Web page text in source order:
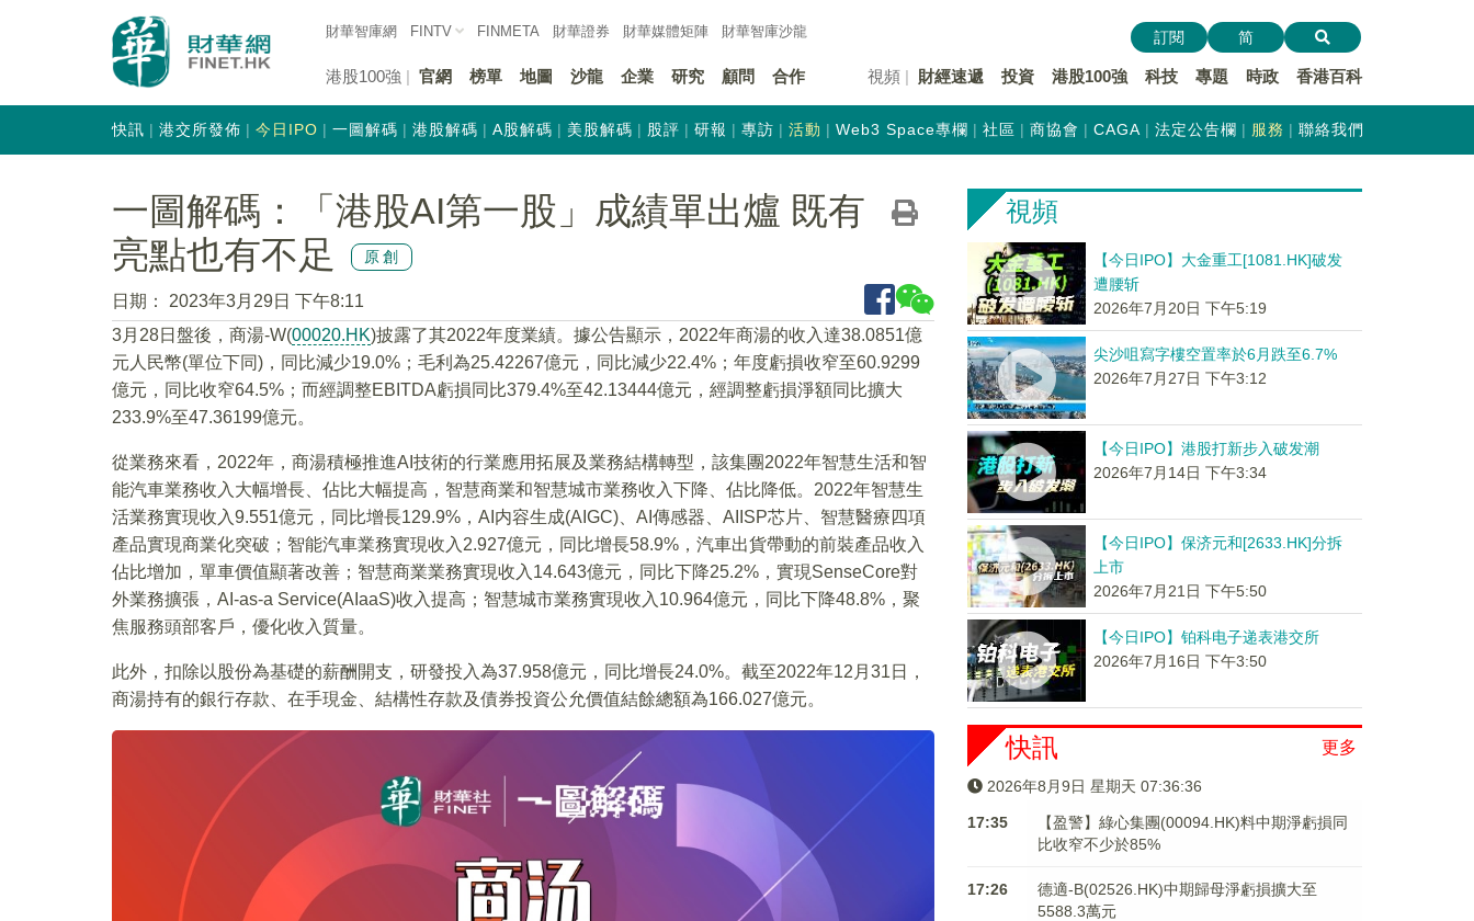
財華智庫網 FINTV FINMETA 財華證券 財華媒體矩陣 財華智庫沙龍
港股100強 官網 榜單 地圖 沙龍 企業 研究 顧問 合作 視頻 財經速遞 投資 港股100強 科技 專題 時政 香港百科
訂閱 简
快訊 港交所發佈 今日IPO 一圖解碼 港股解碼 A股解碼 美股解碼 股評 研報 專訪 活動 Web3 Space專欄 社區 商協會 CAGA 法定公告欄 服務 聯絡我們
一圖解碼：「港股AI第一股」成績單出爐 既有
亮點也有不足
原創
日期：
2023年3月29日 下午8:11
3月28日盤後，商湯-W(00020.HK)披露了其2022年度業績。據公告顯示，2022年商湯的收入達38.0851億
元人民幣(單位下同)，同比減少19.0%；毛利為25.42267億元，同比減少22.4%；年度虧損收窄至60.9299
億元，同比收窄64.5%；而經調整EBITDA虧損同比379.4%至42.13444億元，經調整虧損淨額同比擴大
233.9%至47.36199億元。
從業務來看，2022年，商湯積極推進AI技術的行業應用拓展及業務結構轉型，該集團2022年智慧生活和智
能汽車業務收入大幅增長、佔比大幅提高，智慧商業和智慧城市業務收入下降、佔比降低。2022年智慧生
活業務實現收入9.551億元，同比增長129.9%，AI内容生成(AIGC)、AI傳感器、AIISP芯片、智慧醫療四項
產品實現商業化突破；智能汽車業務實現收入2.927億元，同比增長58.9%，汽車出貨帶動的前裝產品收入
佔比增加，單車價值顯著改善；智慧商業業務實現收入14.643億元，同比下降25.2%，實現SenseCore對
外業務擴張，AI-as-a Service(AIaaS)收入提高；智慧城市業務實現收入10.964億元，同比下降48.8%，聚
焦服務頭部客戶，優化收入質量。
此外，扣除以股份為基礎的薪酬開支，研發投入為37.958億元，同比增長24.0%。截至2022年12月31日，
商湯持有的銀行存款、在手現金、結構性存款及債券投資公允價值結餘總額為166.027億元。
視頻
【今日IPO】大金重工[1081.HK]破发
遭腰斩
2026年7月20日 下午5:19
尖沙咀寫字樓空置率於6月跌至6.7%
2026年7月27日 下午3:12
【今日IPO】港股打新步入破发潮
2026年7月14日 下午3:34
【今日IPO】保济元和[2633.HK]分拆
上市
2026年7月21日 下午5:50
【今日IPO】铂科电子递表港交所
2026年7月16日 下午3:50
更多
快訊
2026年8月9日 星期天 07:36:37
17:35
【盈警】綠心集團(00094.HK)料中期淨虧損同
比收窄不少於85%
17:26
德適-B(02526.HK)中期歸母淨虧損擴大至
5588.3萬元